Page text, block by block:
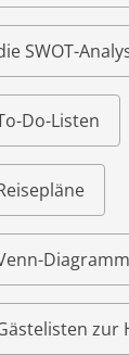
SWOT-
Do-Listen
zur